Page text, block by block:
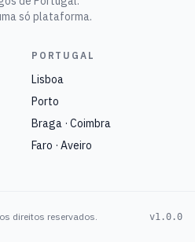
só plataforma.
PORTUGAL
Lisboa
Porto
Braga · Coimbra
Faro · Aveiro
direitos reservados. v1.0.0